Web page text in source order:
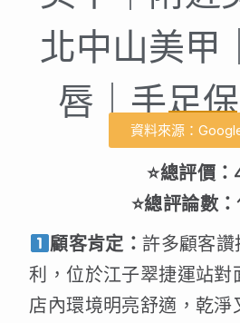
北中山美甲
唇｜手足
資料來源：
⭐總評價：
⭐總評論數
顧客肯定：許多顧客
利，位於江子翠捷運站對
店內環境明亮舒適，乾淨